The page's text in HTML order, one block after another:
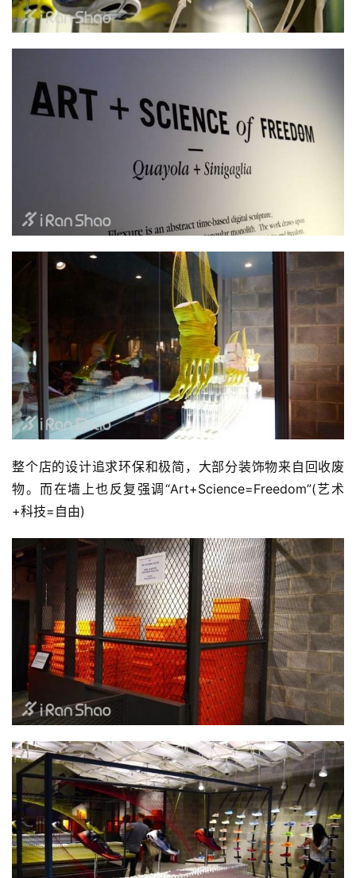
整个店的设计追求环保和极简，大部分装饰物来自回收废
物。而在墙上也反复强调“Art+Science=Freedom”(艺术
+科技=自由)